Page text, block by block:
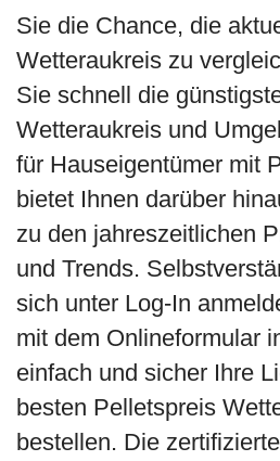
Sie die Chance, die
Wetteraukreis zu
Sie schnell die
Wetteraukreis und
für Hauseigentümer mit
bietet Ihnen darüber
zu den jahreszeitlichen
und Trends.
sich unter Log-In
mit dem Onlineformular
einfach und sicher Ihre
besten Pelletspreis
bestellen. Die